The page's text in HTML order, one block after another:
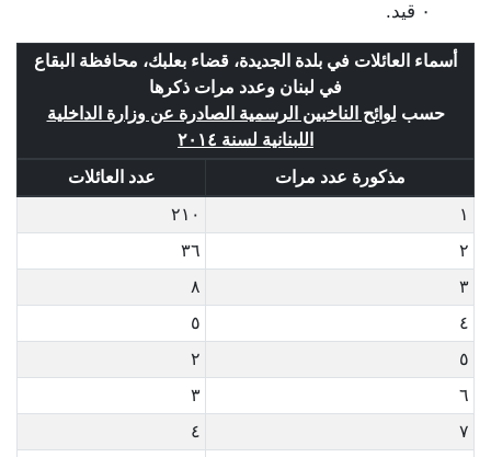
٠ قيد.
أسماء العائلات في بلدة الجديدة، قضاء بعلبك، محافظة البقاع
في لبنان وعدد مرات ذكرها
حسب لوائح الناخبين الرسمية الصادرة عن وزارة الداخلية
اللبنانية لسنة ٢٠١٤
مذكورة عدد مرات
عدد العائلات
١
٢١٠
٢
٣٦
٣
٨
٤
٥
٥
٢
٦
٣
٧
٤